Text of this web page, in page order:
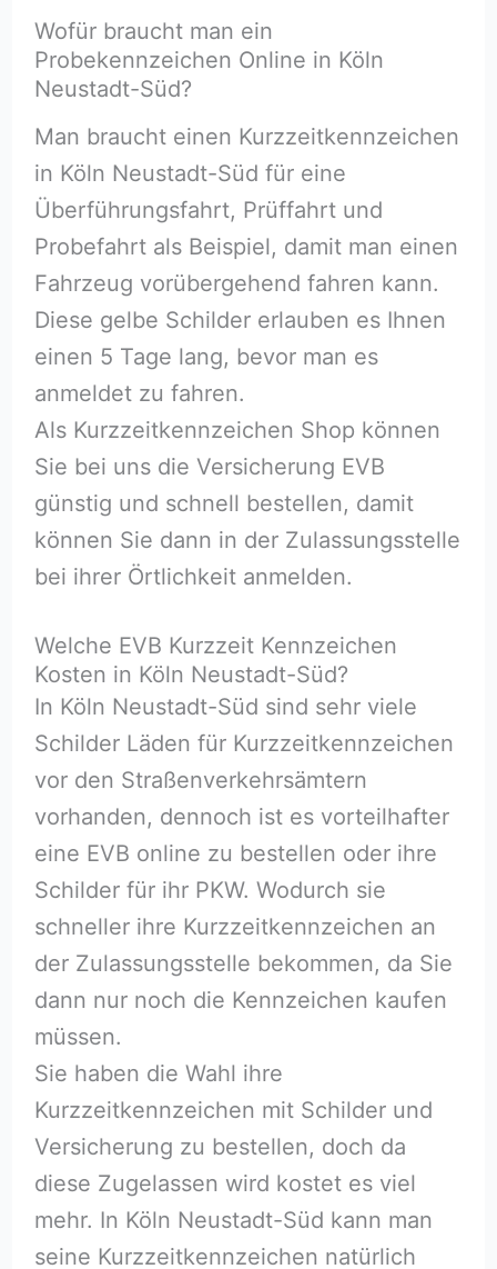
Wofür braucht man ein
Probekennzeichen Online in Köln
Neustadt-Süd?
Man braucht einen Kurzzeitkennzeichen
in Köln Neustadt-Süd für eine
Überführungsfahrt, Prüffahrt und
Probefahrt als Beispiel, damit man einen
Fahrzeug vorübergehend fahren kann.
Diese gelbe Schilder erlauben es Ihnen
einen 5 Tage lang, bevor man es
anmeldet zu fahren.
Als Kurzzeitkennzeichen Shop können
Sie bei uns die Versicherung EVB
günstig und schnell bestellen, damit
können Sie dann in der Zulassungsstelle
bei ihrer Örtlichkeit anmelden.
Welche EVB Kurzzeit Kennzeichen
Kosten in Köln Neustadt-Süd?
In Köln Neustadt-Süd sind sehr viele
Schilder Läden für Kurzzeitkennzeichen
vor den Straßenverkehrsämtern
vorhanden, dennoch ist es vorteilhafter
eine EVB online zu bestellen oder ihre
Schilder für ihr PKW. Wodurch sie
schneller ihre Kurzzeitkennzeichen an
der Zulassungsstelle bekommen, da Sie
dann nur noch die Kennzeichen kaufen
müssen.
Sie haben die Wahl ihre
Kurzzeitkennzeichen mit Schilder und
Versicherung zu bestellen, doch da
diese Zugelassen wird kostet es viel
mehr. In Köln Neustadt-Süd kann man
seine Kurzzeitkennzeichen natürlich